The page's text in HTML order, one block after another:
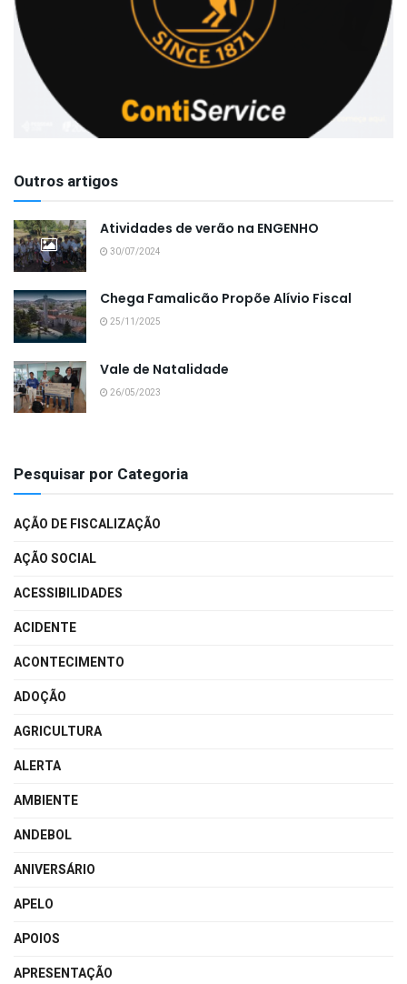
Outros artigos
Atividades de verão na ENGENHO
30/07/2024
Chega Famalicão Propõe Alívio Fiscal
25/11/2025
Vale de Natalidade
26/05/2023
Pesquisar por Categoria
AÇÃO DE FISCALIZAÇÃO
AÇÃO SOCIAL
ACESSIBILIDADES
ACIDENTE
ACONTECIMENTO
ADOÇÃO
AGRICULTURA
ALERTA
AMBIENTE
ANDEBOL
ANIVERSÁRIO
APELO
APOIOS
APRESENTAÇÃO